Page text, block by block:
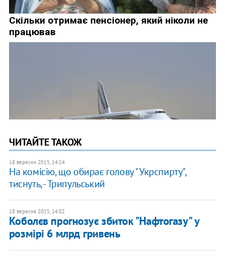
ЧИТАЙТЕ ТАКОЖ
18 вересня 2015, 14:14
На комісію, що обирає голову "Укрспирту",
тиснуть, - Трипульський
18 вересня 2015, 14:02
Коболєв прогнозує збиток "Нафтогазу" у
розмірі 6 млрд гривень